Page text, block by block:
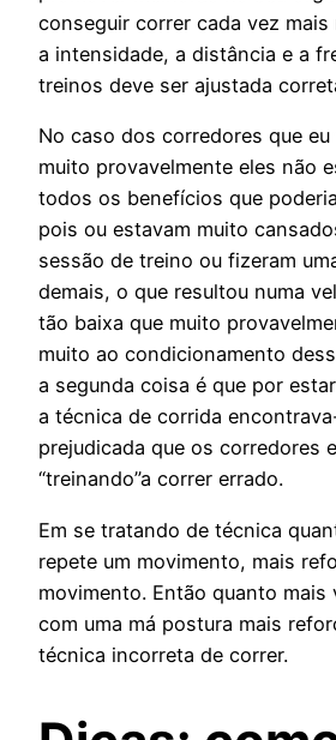
conseguir correr cada vez mais
a intensidade, a distância e a
treinos deve ser ajustada
No caso dos corredores que eu
muito provavelmente eles não
todos os benefícios que
pois ou estavam muito
sessão de treino ou fizeram
demais, o que resultou numa
tão baixa que muito
muito ao condicionamento
a segunda coisa é que por
a técnica de corrida
prejudicada que os corredores
“treinando”a correr errado.
Em se tratando de técnica
repete um movimento, mais
movimento. Então quanto mais
com uma má postura mais
técnica incorreta de correr.